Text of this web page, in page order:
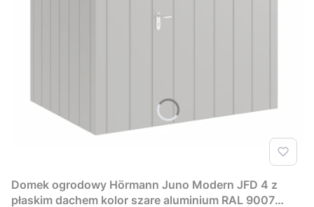
Domek ogrodowy Hörmann Juno Modern JFD 4 z
płaskim dachem kolor szare aluminium RAL 9007